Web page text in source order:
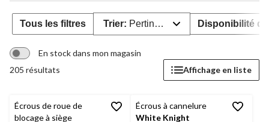
Tous les filtres Trier: Pertinence Disponibilité
En stock dans mon magasin
205 résultats
Affichage en liste
Écrous de roue de
blocage à siège
Écrous à cannelure
White Knight